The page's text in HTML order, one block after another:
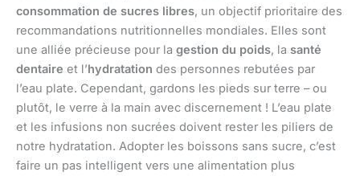
consommation de sucres libres, un objectif prioritaire des
recommandations nutritionnelles mondiales. Elles sont
une alliée précieuse pour la gestion du poids, la santé
dentaire et l’hydratation des personnes rebutées par
l’eau plate. Cependant, gardons les pieds sur terre – ou
plutôt, le verre à la main avec discernement ! L’eau plate
et les infusions non sucrées doivent rester les piliers de
notre hydratation. Adopter les boissons sans sucre, c’est
faire un pas intelligent vers une alimentation plus